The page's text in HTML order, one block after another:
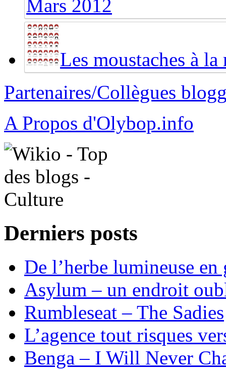
Mars 2012
Les moustaches à
Partenaires/Collègues
A Propos d'Olybop.info
Derniers posts
De l’herbe lumineuse
Asylum – un endroit
Rumbleseat – The Sadies
L’agence tout risques
Benga – I Will Never